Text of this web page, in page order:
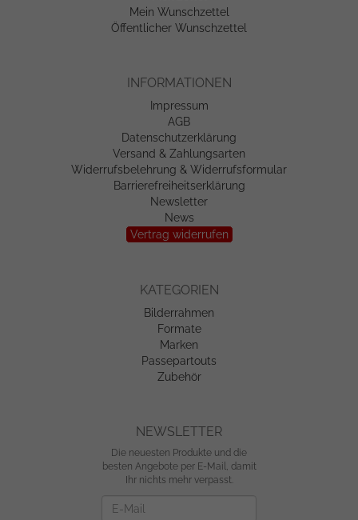
Mein Wunschzettel
Öffentlicher Wunschzettel
INFORMATIONEN
Impressum
AGB
Datenschutzerklärung
Versand & Zahlungsarten
Widerrufsbelehrung & Widerrufsformular
Barrierefreiheitserklärung
Newsletter
News
Vertrag widerrufen
KATEGORIEN
Bilderrahmen
Formate
Marken
Passepartouts
Zubehör
NEWSLETTER
Die neuesten Produkte und die
besten Angebote per E-Mail, damit
Ihr nichts mehr verpasst.